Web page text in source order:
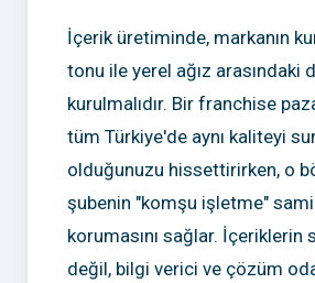
İçerik üretiminde, markanın
tonu ile yerel ağız arasındaki
kurulmalıdır. Bir franchise
tüm Türkiye'de aynı kaliteyi
olduğunuzu hissettirirken, o
şubenin "komşu işletme"
korumasını sağlar. İçeriklerin
değil, bilgi verici ve çözüm